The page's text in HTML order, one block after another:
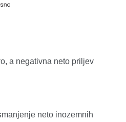
a negativna neto priljev
neto inozemnih